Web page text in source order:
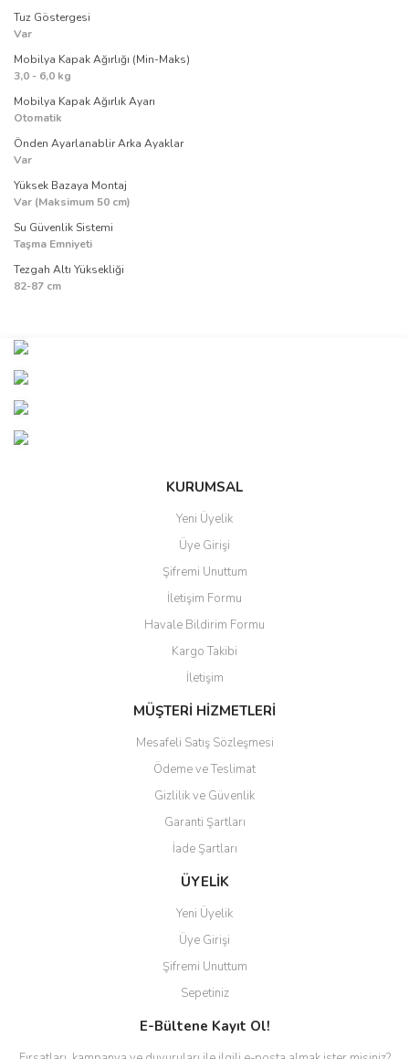
Tuz Göstergesi
Var
Mobilya Kapak Ağırlığı (Min-Maks)
3,0 - 6,0 kg
Mobilya Kapak Ağırlık Ayarı
Otomatik
Önden Ayarlanablir Arka Ayaklar
Var
Yüksek Bazaya Montaj
Var (Maksimum 50 cm)
Su Güvenlik Sistemi
Taşma Emniyeti
Tezgah Altı Yüksekliği
82-87 cm
tarafımıza iletebilirsiniz.
Görüş ve önerileriniz için teşekkür ederiz.
Ürün fiyatı diğer sitelerden daha pahalı.
Bu ürüne benzer farklı alternatifler olmalı.
KURUMSAL
Yeni Üyelik
Üye Girişi
Şifremi Unuttum
İletişim Formu
Havale Bildirim Formu
Kargo Takibi
İletişim
MÜŞTERİ HİZMETLERİ
Mesafeli Satış Sözleşmesi
Ödeme ve Teslimat
Gizlilik ve Güvenlik
Garanti Şartları
İade Şartları
ÜYELİK
Yeni Üyelik
Üye Girişi
Şifremi Unuttum
Sepetiniz
E-Bültene Kayıt Ol!